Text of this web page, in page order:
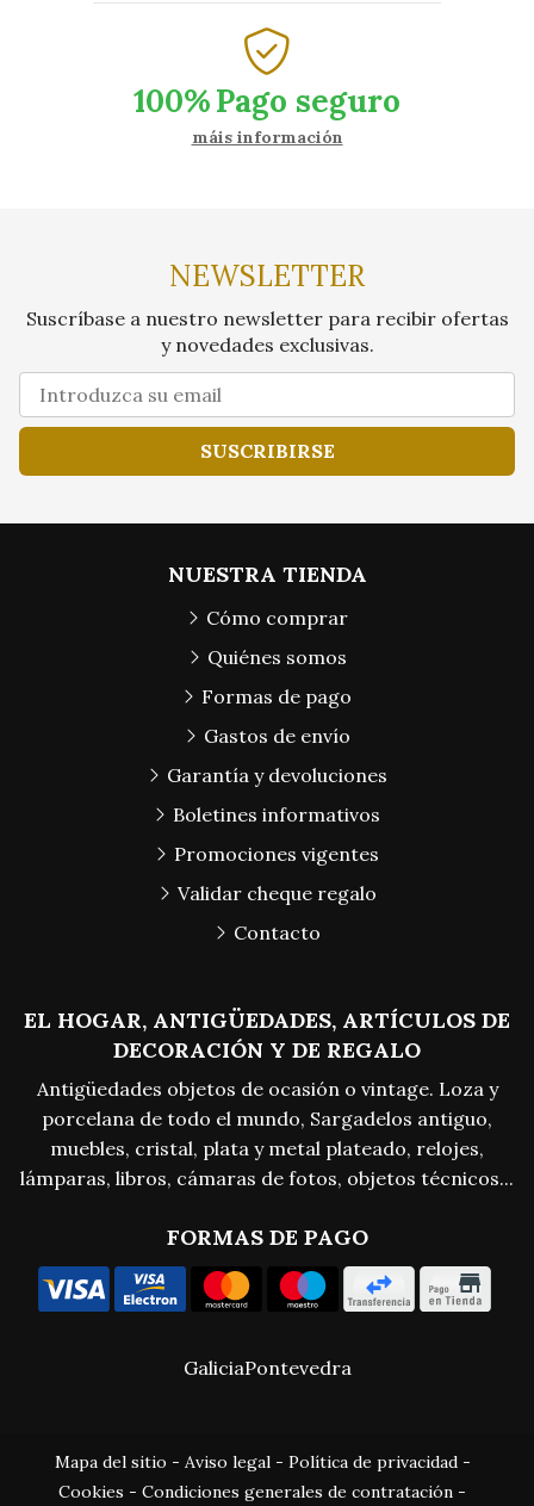
100%Pago seguro
máis información
NEWSLETTER
Suscríbase a nuestro newsletter para recibir ofertas
y novedades exclusivas.
SUSCRIBIRSE
EL HOGAR, ANTIGÜEDADES, ARTÍCULOS DE
DECORACIÓN Y DE REGALO
Antigüedades objetos de ocasión o vintage. Loza y
porcelana de todo el mundo, Sargadelos antiguo,
muebles, cristal, plata y metal plateado, relojes,
lámparas, libros, cámaras de fotos, objetos técnicos...
FORMAS DE PAGO
NUESTRA TIENDA
Cómo comprar
Quiénes somos
Formas de pago
Gastos de envío
Garantía y devoluciones
Boletines informativos
Promociones vigentes
Validar cheque regalo
Contacto
GaliciaPontevedra
Mapa del sitio - Aviso legal- Política de privacidad-
Cookies - Condiciones generales de contratación -